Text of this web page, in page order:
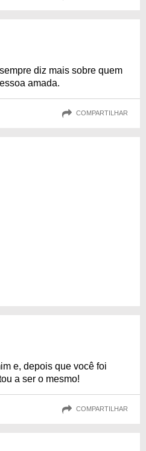
diz mais sobre quem
amada.
COMPARTILHAR
e, depois que você foi
a ser o mesmo!
COMPARTILHAR